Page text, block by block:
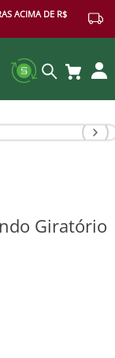
ACIMA DE R$
Giratório